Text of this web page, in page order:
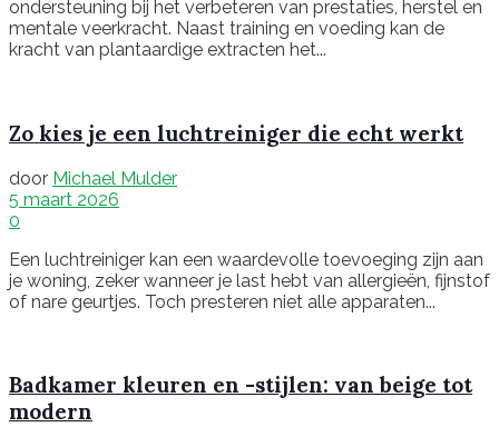
ondersteuning bij het verbeteren van prestaties, herstel en
mentale veerkracht. Naast training en voeding kan de
kracht van plantaardige extracten het...
Zo kies je een luchtreiniger die echt werkt
door Michael Mulder
5 maart 2026
0
Een luchtreiniger kan een waardevolle toevoeging zijn aan
je woning, zeker wanneer je last hebt van allergieën, fijnstof
of nare geurtjes. Toch presteren niet alle apparaten...
Badkamer kleuren en -stijlen: van beige tot
modern